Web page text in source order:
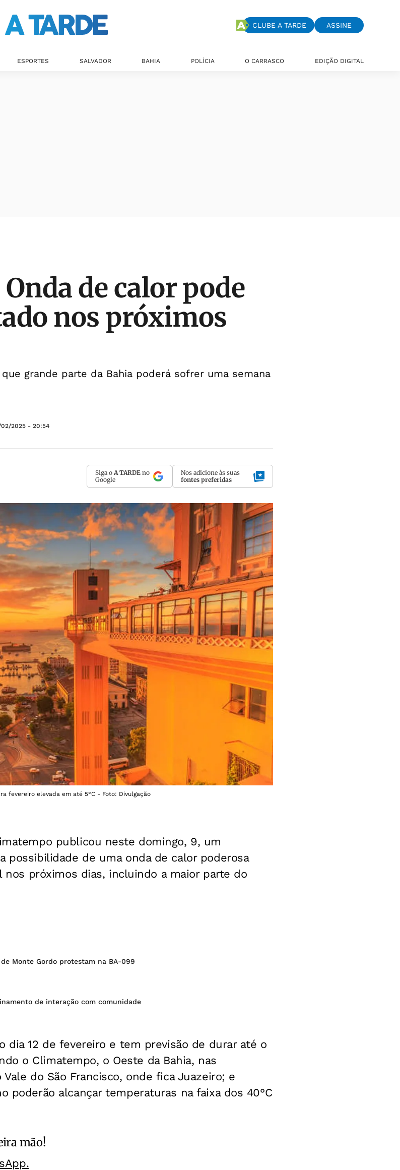
CLUBE A TARDE ASSINE
ESPORTES SALVADOR BAHIA POLÍCIA O CARRASCO EDIÇÃO DIGITAL
Onda de calor pode
nos próximos
grande parte da Bahia poderá sofrer uma semana
2025 - 20:54
Siga o A TARDE no
Google
Nos adicione às suas
fontes preferidas
fevereiro elevada em até 5°C - Foto: Divulgação
publicou neste domingo, 9, um
possibilidade de uma onda de calor poderosa
nos próximos dias, incluindo a maior parte do
Monte Gordo protestam na BA-099
de interação com comunidade
dia 12 de fevereiro e tem previsão de durar até o
o Climatempo, o Oeste da Bahia, nas
do São Francisco, onde fica Juazeiro; e
poderão alcançar temperaturas na faixa dos 40°C
mão!